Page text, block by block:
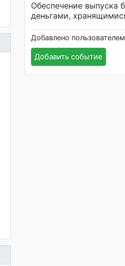
Обеспечение выпуска
деньгами,
Добавлено пользователем
Добавить событие